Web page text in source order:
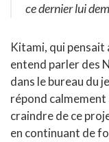
ce dernier lui
Kitami, qui pensait
entend parler des
dans le bureau du
répond calmement
craindre de ce
en continuant de